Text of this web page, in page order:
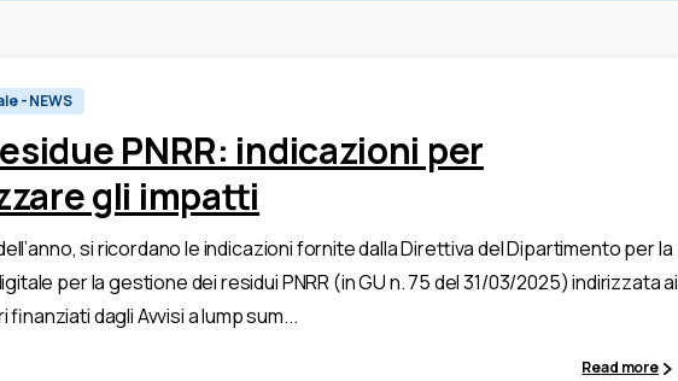
- NEWS
PNRR: indicazioni per
gli impatti
si ricordano le indicazioni fornite dalla Direttiva del Dipartimento per la
per la gestione dei residui PNRR (in GU n. 75 del 31/03/2025) indirizzata ai
dagli Avvisi a lump sum...
Read more